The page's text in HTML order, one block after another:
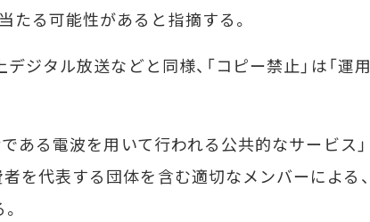
たる可能性があると指摘する。
ジタル放送などと同様、「コピー禁止」は「運用
ある電波を用いて行われる公共的なサービス」
を代表する団体を含む適切なメンバーによる、